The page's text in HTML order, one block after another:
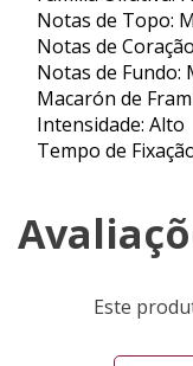
Notas de Topo:
Notas de
Notas de Fundo:
Macarón de
Intensidade: Alto
Tempo de
Este